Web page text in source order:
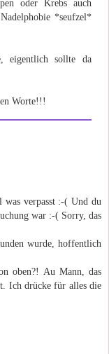
oder Krebs auch
*seufzel*
eigentlich sollte da
Worte!!!
verpasst :-( Und du
war :-( Sorry, das
wurde, hoffentlich
oben?! Au Mann, das
Ich drücke für alles die